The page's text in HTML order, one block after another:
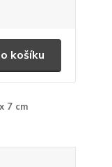
košíku
7 cm